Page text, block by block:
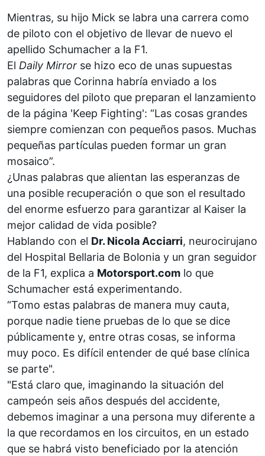
Mientras, su hijo Mick se labra una carrera como
de piloto con el objetivo de llevar de nuevo el
apellido Schumacher a la F1.
El Daily Mirror se hizo eco de unas supuestas
palabras que Corinna habría enviado a los
seguidores del piloto que preparan el lanzamiento
de la página 'Keep Fighting': “Las cosas grandes
siempre comienzan con pequeños pasos. Muchas
pequeñas partículas pueden formar un gran
mosaico”.
¿Unas palabras que alientan las esperanzas de
una posible recuperación o que son el resultado
del enorme esfuerzo para garantizar al Kaiser la
mejor calidad de vida posible?
Hablando con el Dr. Nicola Acciarri, neurocirujano
del Hospital Bellaria de Bolonia y un gran seguidor
de la F1, explica a Motorsport.com lo que
Schumacher está experimentando.
“Tomo estas palabras de manera muy cauta,
porque nadie tiene pruebas de lo que se dice
públicamente y, entre otras cosas, se informa
muy poco. Es difícil entender de qué base clínica
se parte".
"Está claro que, imaginando la situación del
campeón seis años después del accidente,
debemos imaginar a una persona muy diferente a
la que recordamos en los circuitos, en un estado
que se habrá visto beneficiado por la atención